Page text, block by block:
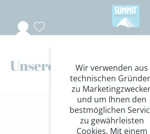
Unsere HerbstWir verwenden aus
technischen
zu
und um Ihnen den
bestmöglichen
zu gewährleisten
Cookies. Mit einem